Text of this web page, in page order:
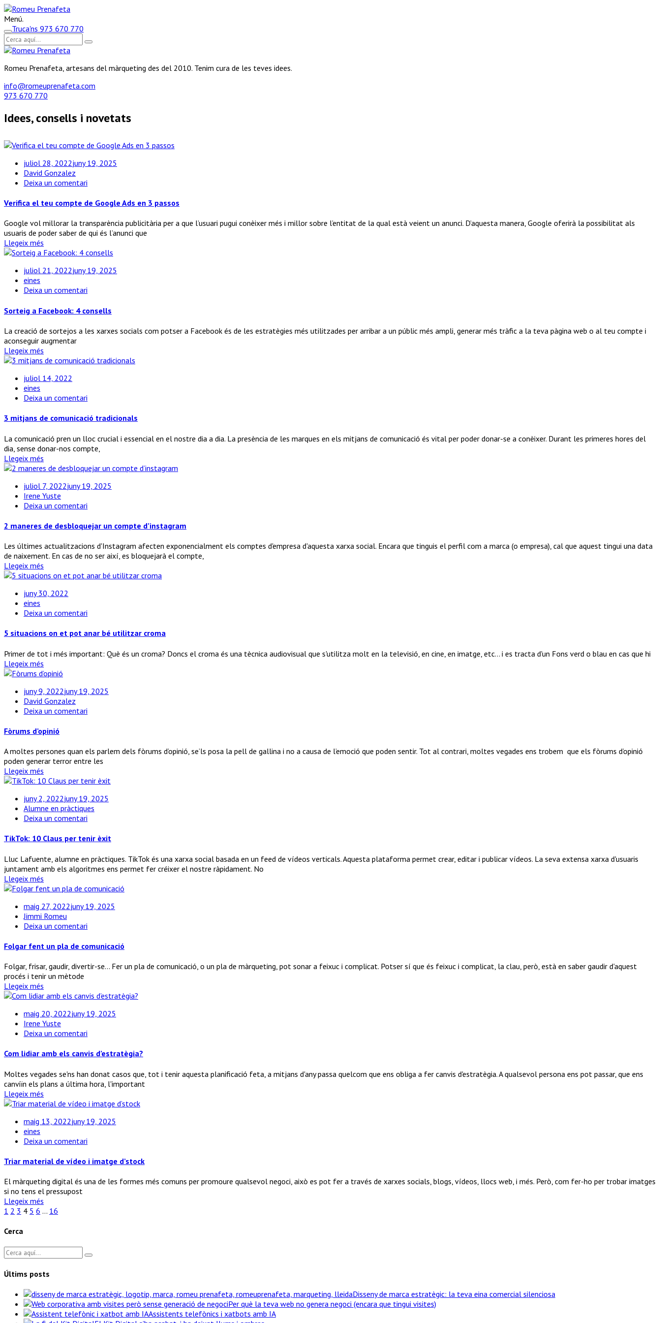
Menú.
Truca'ns 973 670 770
Romeu Prenafeta, artesans del màrqueting des del 2010. Tenim cura de les teves idees.
info@romeuprenafeta.com
973 670 770
Idees, consells i novetats
juliol 28, 2022juny 19, 2025
David Gonzalez
Deixa un comentari
el
compte
de
Ads
3
Verifica el teu compte de Google Ads en 3 passos
Google vol millorar la transparència publicitària per a que l’usuari pugui conèixer més i millor sobre l’entitat de la qual està veient un anunci. D’aquesta manera, Google oferirà la possibilitat als
usuaris de poder saber de qui és l’anunci que
Llegeix més
juliol 21, 2022juny 19, 2025
eines
Deixa un comentari
a
4
Sorteig a Facebook: 4 consells
La creació de sortejos a les xarxes socials com potser a Facebook és de les estratègies més utilitzades per arribar a un públic més ampli, generar més tràfic a la teva pàgina web o al teu compte i
aconseguir augmentar
Llegeix més
juliol 14, 2022
eines
Deixa un comentari
mitjans
comunicació
tradicionals
3 mitjans de comunicació tradicionals
La comunicació pren un lloc crucial i essencial en el nostre dia a dia. La presència de les marques en els mitjans de comunicació és vital per poder donar-se a conèixer. Durant les primeres hores del
dia, sense donar-nos compte,
Llegeix més
juliol 7, 2022juny 19, 2025
Irene Yuste
Deixa un comentari
maneres
desbloquejar
un
d’instagram
2 maneres de desbloquejar un compte d’instagram
Les últimes actualitzacions d'Instagram afecten exponencialment els comptes d'empresa d'aquesta xarxa social. Encara que tinguis el perfil com a marca (o empresa), cal que aquest tingui una data
de naixement. En cas de no ser així, es bloquejarà el compte,
Llegeix més
juny 30, 2022
eines
Deixa un comentari
situacions
et
utilitzar
5 situacions on et pot anar bé utilitzar croma
Primer de tot i més important: Què és un croma? Doncs el croma és una tècnica audiovisual que s'utilitza molt en la televisió, en cine, en imatge, etc... i es tracta d'un Fons verd o blau en cas que hi
Llegeix més
juny 9, 2022juny 19, 2025
David Gonzalez
Deixa un comentari
Fòrums d’opinió
A moltes persones quan els parlem dels fòrums d’opinió, se’ls posa la pell de gallina i no a causa de l’emoció que poden sentir. Tot al contrari, moltes vegades ens trobem que els fòrums d’opinió
poden generar terror entre les
Llegeix més
juny 2, 2022juny 19, 2025
Alumne en pràctiques
Deixa un comentari
10
per
tenir
TikTok: 10 Claus per tenir èxit
Lluc Lafuente, alumne en pràctiques. TikTok és una xarxa social basada en un feed de vídeos verticals. Aquesta plataforma permet crear, editar i publicar vídeos. La seva extensa xarxa d'usuaris
juntament amb els algoritmes ens permet fer créixer el nostre ràpidament. No
Llegeix més
maig 27, 2022juny 19, 2025
Jimmi Romeu
Deixa un comentari
fent
pla
Folgar fent un pla de comunicació
Folgar, frisar, gaudir, divertir-se... Fer un pla de comunicació, o un pla de màrqueting, pot sonar a feixuc i complicat. Potser sí que és feixuc i complicat, la clau, però, està en saber gaudir d'aquest
procés i tenir un mètode
Llegeix més
maig 20, 2022juny 19, 2025
Irene Yuste
Deixa un comentari
lidiar
els
canvis
Com lidiar amb els canvis d’estratègia?
Moltes vegades se'ns han donat casos que, tot i tenir aquesta planificació feta, a mitjans d'any passa quelcom que ens obliga a fer canvis d'estratègia. A qualsevol persona ens pot passar, que ens
canviïn els plans a última hora, l'important
Llegeix més
maig 13, 2022juny 19, 2025
eines
Deixa un comentari
material
vídeo
Triar material de vídeo i imatge d’stock
El màrqueting digital és una de les formes més comuns per promoure qualsevol negoci, això es pot fer a través de xarxes socials, blogs, vídeos, llocs web, i més. Però, com fer-ho per trobar imatges
si no tens el pressupost
Llegeix més
1 2 3 4 5 6 … 16
Cerca
Últims posts
Disseny de marca estratègic: la teva eina comercial silenciosa
Per què la teva web no genera negoci (encara que tingui visites)
Assistents telefònics i xatbots amb IA